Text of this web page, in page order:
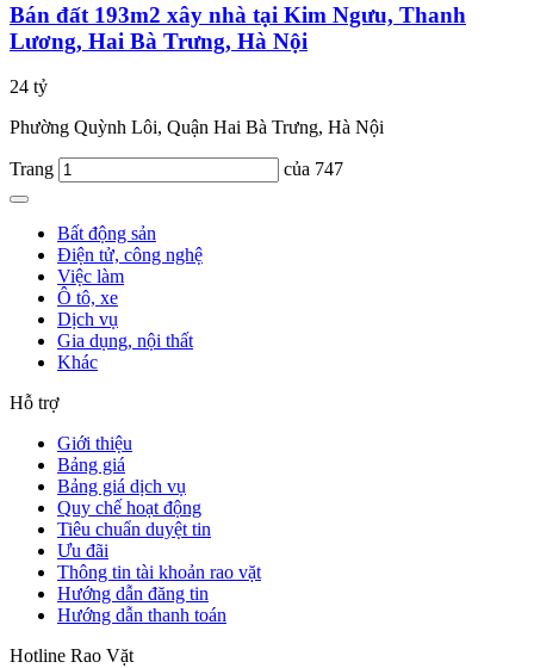
Bán đất 193m2 xây nhà tại Kim Ngưu, Thanh
Lương, Hai Bà Trưng, Hà Nội
24 tỷ
Phường Quỳnh Lôi, Quận Hai Bà Trưng, Hà Nội
Trang của 747
Bất động sản
Điện tử, công nghệ
Việc làm
Ô tô, xe
Dịch vụ
Gia dụng, nội thất
Khác
Hỗ trợ
Giới thiệu
Bảng giá
Bảng giá dịch vụ
Quy chế hoạt động
Tiêu chuẩn duyệt tin
Ưu đãi
Thông tin tài khoản rao vặt
Hướng dẫn đăng tin
Hướng dẫn thanh toán
Hotline Rao Vặt